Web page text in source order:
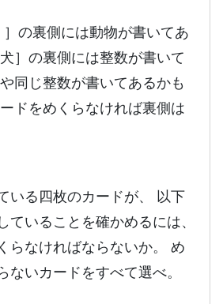
］の裏側には動物が書いてあ
］の裏側には整数が書いて
同じ整数が書いてあるかも
ドをめくらなければ裏側は
いる四枚のカードが、 以下
ていることを確かめるには、
らなければならないか。 め
ないカードをすべて選べ。